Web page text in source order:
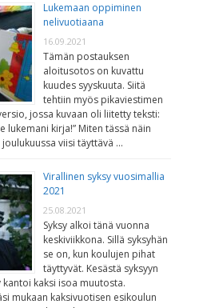
Lukemaan oppiminen
nelivuotiaana
16.09.2021
Tämän postauksen
aloitusotos on kuvattu
kuudes syyskuuta. Siitä
tehtiin myös pikaviestimen
jossa kuvaan oli liitetty teksti:
lukemani kirja!” Miten tässä näin
joulukuussa viisi täyttävä …
Virallinen syksy vuosimallia
2021
25.08.2021
Syksy alkoi tänä vuonna
keskiviikkona. Sillä syksyhän
se on, kun koulujen pihat
täyttyvät. Kesästä syksyyn
kantoi kaksi isoa muutosta.
mukaan kaksivuotisen esikoulun